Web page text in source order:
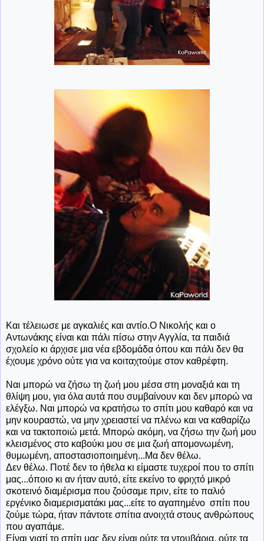
Και τέλειωσε με αγκαλιές και αντίο.Ο Νικολής και ο
Αντωνάκης είναι και πάλι πίσω στην Αγγλία, τα παιδιά
σχολείο κι άρχισε μια νέα εβδομάδα όπου και πάλι δεν θα
έχουμε χρόνο ούτε για να κοιταχτούμε στον καθρέφτη.
Ναι μπορώ να ζήσω τη ζωή μου μέσα στη μοναξιά και τη
θλίψη μου, για όλα αυτά που συμβαίνουν και δεν μπορώ να
ελέγξω. Ναι μπορώ να κρατήσω το σπίτι μου καθαρό και να
μην κουραστώ, να μην χρειαστεί να πλένω και να καθαρίζω
και να τακτοποιώ μετά. Μπορώ ακόμη, να ζήσω την ζωή μου
κλεισμένος στο καβούκι μου σε μια ζωή απομονωμένη,
θυμωμένη, αποστασιοποιημένη...Μα δεν θέλω.
Δεν θέλω. Ποτέ δεν το ήθελα κι είμαστε τυχεροί που το σπίτι
μας...όποιο κι αν ήταν αυτό, είτε εκείνο το φριχτό μικρό
σκοτεινό διαμέρισμα που ζούσαμε πριν, είτε το παλιό
εργένικο διαμερισματάκι μας...είτε το αγαπημένο σπίτι που
ζούμε τώρα, ήταν πάντοτε σπίτια ανοιχτά στους ανθρώπους
που αγαπάμε.
Είναι γιατί το σπίτι μας δεν είναι ούτε τα ντουβάρια, ούτε τα